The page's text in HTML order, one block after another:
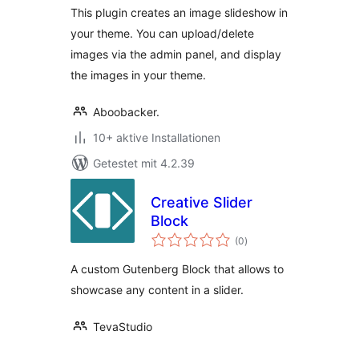
This plugin creates an image slideshow in
your theme. You can upload/delete
images via the admin panel, and display
the images in your theme.
Aboobacker.
10+ aktive Installationen
Getestet mit 4.2.39
Creative Slider
Block
(0Bewertungen
insgesamt
)
A custom Gutenberg Block that allows to
showcase any content in a slider.
TevaStudio